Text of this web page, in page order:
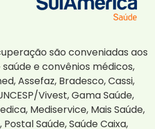
são conveniadas aos
e convênios médicos,
Assefaz, Bradesco, Cassi,
Vivest, Gama Saúde,
Mediservice, Mais Saúde,
Saúde, Saúde Caixa,